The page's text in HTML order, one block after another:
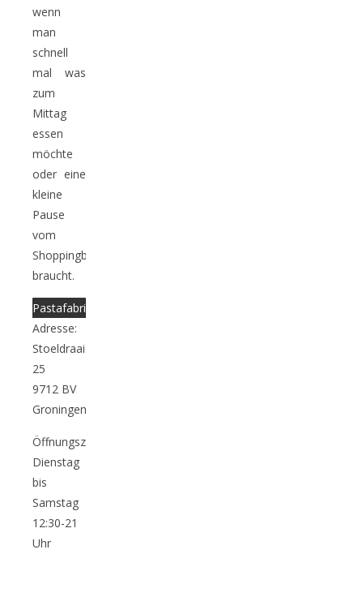
wenn
man
schnell
mal was
zum
Mittag
essen
möchte
oder eine
kleine
Pause
vom
Shoppingbummel
braucht.
Pastafabriek
Adresse:
Stoeldraaierstraat
25
9712 BV
Groningen
Öffnungszeiten:
Dienstag
bis
Samstag
12:30-21
Uhr